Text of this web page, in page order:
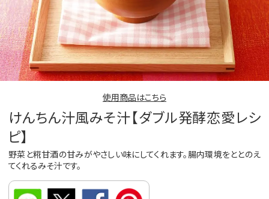
使用商品はこちら
けんちん汁風みそ汁【ダブル発酵恋愛レシ
ピ】
野菜と糀甘酒の甘みがやさしい味にしてくれます。腸内環境をととのえ
てくれるみそ汁です。